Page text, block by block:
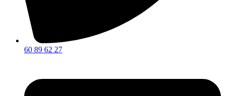
60 89 62 27